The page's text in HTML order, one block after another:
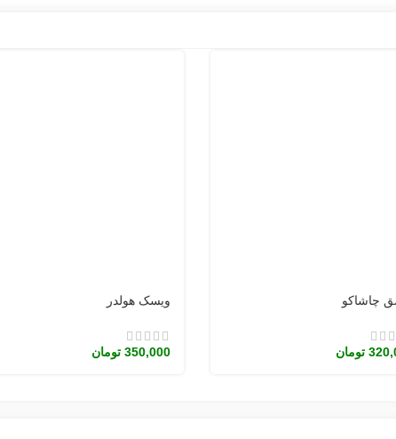
چاشاکو
تومان
ویسک هولدر
350,000 تومان